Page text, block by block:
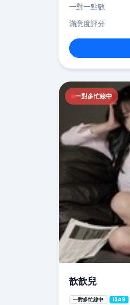
一對一點數
滿意度評分
一對多忙線中
歆歆兒
一對多忙線中 i349